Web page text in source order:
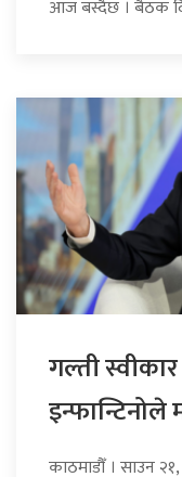
आज बस्दैछ । बैठक
गल्ती
इन्फान्टिनोले
काठमाडौँ । साउन